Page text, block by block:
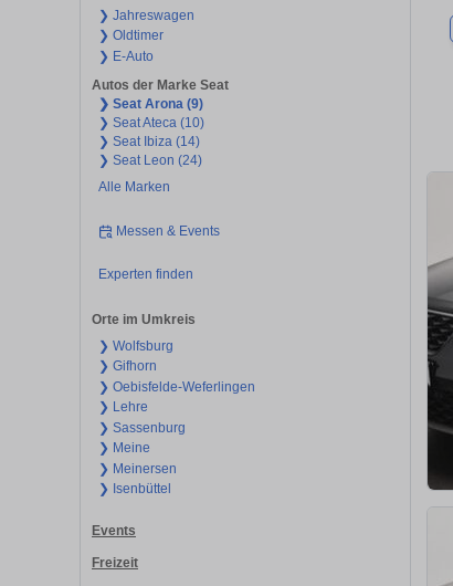
❯ Jahreswagen
❯ Oldtimer
❯ E-Auto
Autos der Marke Seat
❯ Seat Arona (9)
❯ Seat Ateca (10)
❯ Seat Ibiza (14)
❯ Seat Leon (24)
Alle Marken
Messen & Events
Experten finden
Orte im Umkreis
❯ Wolfsburg
❯ Gifhorn
❯ Oebisfelde-Weferlingen
❯ Lehre
❯ Sassenburg
❯ Meine
❯ Meinersen
❯ Isenbüttel
Events
Freizeit